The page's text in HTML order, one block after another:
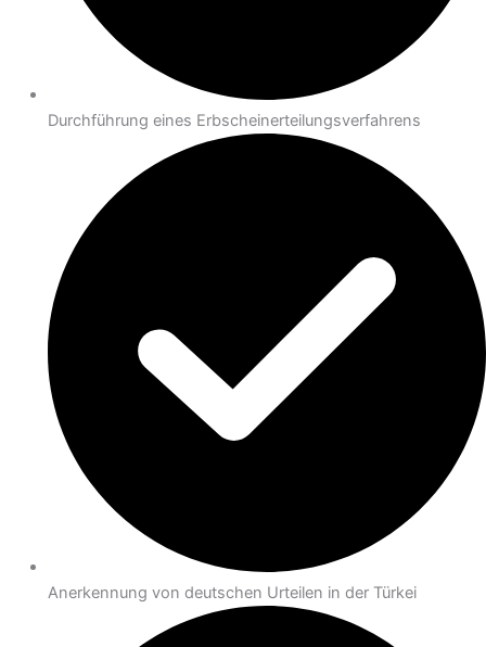
Durchführung eines Erbscheinerteilungsverfahrens
Anerkennung von deutschen Urteilen in der Türkei